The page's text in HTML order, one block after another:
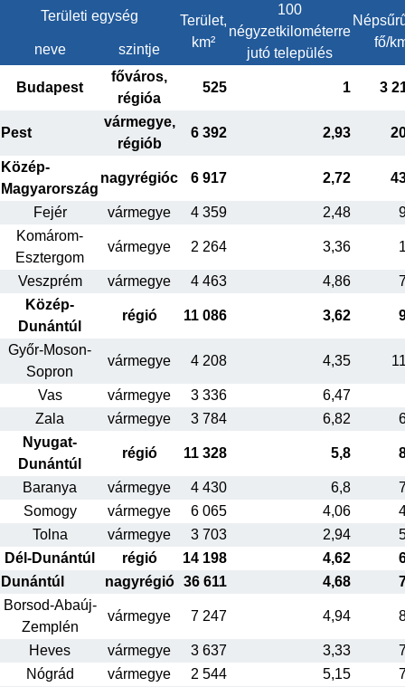
Területi egység
Terület,
km²
100
négyzetkilométerre
jutó település
fő/
neve szintje
Budapest
főváros,
régióa
525 1 3
Pest
vármegye,
régiób
6 392 2,93
Közép-
Magyarország
nagyrégióc 6 917 2,72
Fejér vármegye 4 359 2,48
Komárom-
Esztergom
vármegye 2 264 3,36
Veszprém vármegye 4 463 4,86
Közép-
Dunántúl
régió 11 086 3,62
Győr-Moson-
Sopron
vármegye 4 208 4,35
Vas vármegye 3 336
6,47
Zala
vármegye 3 784 6,82
Nyugat-
Dunántúl
régió 11 328 5,8
Baranya vármegye 4 430 6,8
Somogy
vármegye 6 065 4,06
Tolna
vármegye 3 703 2,94
Dél-Dunántúl
régió 14 198 4,62
Dunántúl
nagyrégió 36 611 4,68
Borsod-Abaúj-
Zemplén
vármegye 7 247 4,94
Heves vármegye 3 637 3,33
Nógrád
vármegye 2 544 5,15